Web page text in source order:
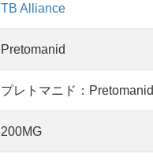
TB Alliance
Pretomanid
プレトマニド：Pretomanid
200MG